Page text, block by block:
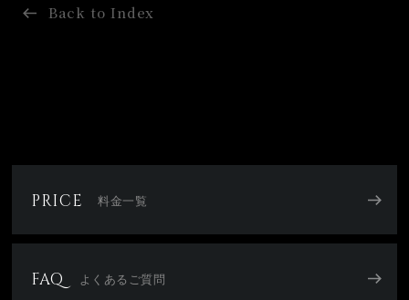
Back to Index
PRICE 料金一覧
FAQ よくあるご質問